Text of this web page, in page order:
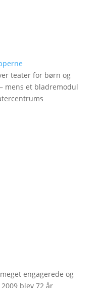
teater for børn og
mens et bladremodul
engagerede og
blev 72 år